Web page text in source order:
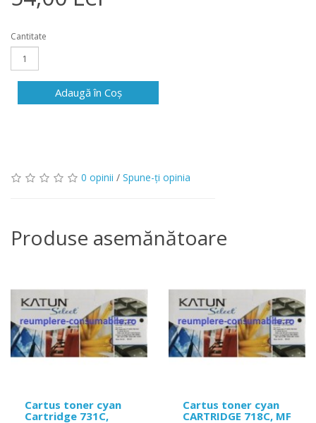
Cantitate
Adaugă în Coş
0 opinii / Spune-ţi opinia
Produse asemănătoare
Cartus toner cyan
Cartridge 731C,
Cartus toner cyan
CARTRIDGE 718C, MF